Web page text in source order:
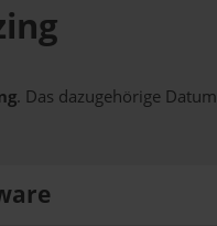
. Das dazugehörige Datum